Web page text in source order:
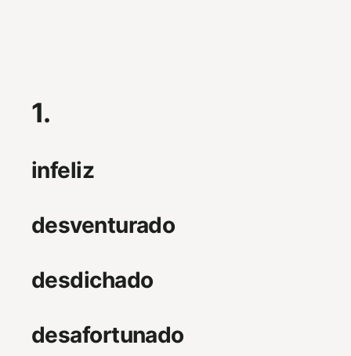
1.
infeliz
desventurado
desdichado
desafortunado